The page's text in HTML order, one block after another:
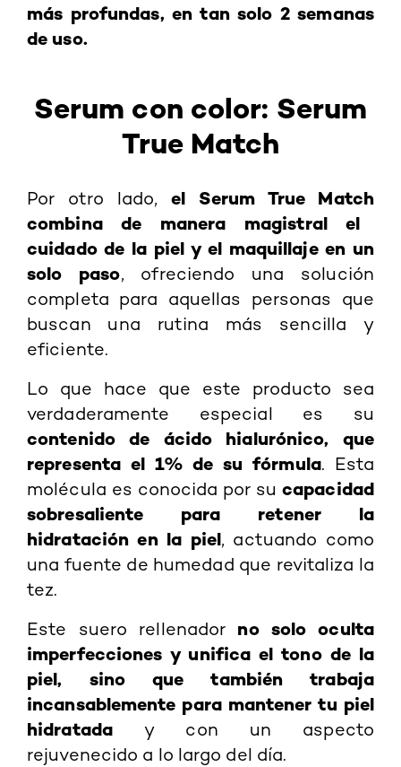
más profundas, en tan solo 2 semanas
de uso.
Serum con color: Serum
True Match
Por otro lado, el Serum True Match
combina de manera magistral el
cuidado de la piel y el maquillaje en un
solo paso, ofreciendo una solución
completa para aquellas personas que
buscan una rutina más sencilla y
eficiente.
Lo que hace que este producto sea
verdaderamente especial es su
contenido de ácido hialurónico, que
representa el 1% de su fórmula. Esta
molécula es conocida por sucapacidad
sobresaliente para retener la
hidratación en la piel, actuando como
una fuente de humedad que revitaliza la
tez.
Este suero rellenador no solo oculta
imperfecciones y unifica el tono de la
piel, sino que también trabaja
incansablemente para mantener tu piel
hidrataday con un aspecto
rejuvenecido a lo largo del día.